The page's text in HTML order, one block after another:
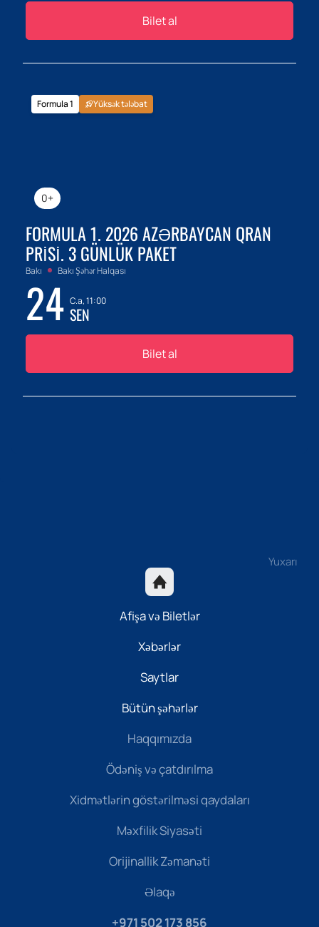
Bilet al
0+
Formula 1 Yüksək tələbat
FORMULA 1. 2026 AZƏRBAYCAN QRAN
PRISI. 3 GÜNLÜK PAKET
Bakı Bakı Şəhər Halqası
24 C.a, 11:00
SEN
Bilet al
Yuxarı
Afişa və Biletlər
Xəbərlər
Saytlar
Bütün şəhərlər
Haqqımızda
Ödəniş və çatdırılma
Xidmətlərin göstərilməsi qaydaları
Məxfilik Siyasəti
Orijinallik Zəmanəti
Əlaqə
+971 502 173 856